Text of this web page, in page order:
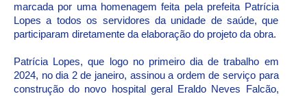
marcada por uma homenagem feita pela prefeita Patrícia
Lopes a todos os servidores da unidade de saúde, que
participaram diretamente da elaboração do projeto da obra.
Patrícia Lopes, que logo no primeiro dia de trabalho em
2024, no dia 2 de janeiro, assinou a ordem de serviço para
construção do novo hospital geral Eraldo Neves Falcão,